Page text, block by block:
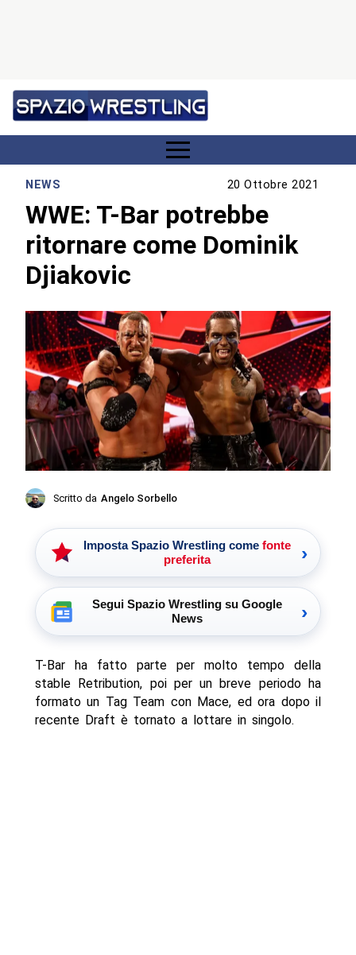
NEWS 20 Ottobre 2021
WWE: T-Bar potrebbe
ritornare come Dominik
Djiakovic
Scritto da Angelo Sorbello
Imposta Spazio Wrestling come fonte
preferita
›
Segui Spazio Wrestling su Google
News
›
T-Bar ha fatto parte per molto tempo della
stable Retribution, poi per un breve periodo ha
formato un Tag Team con Mace, ed ora dopo il
recente Draft è tornato a lottare in singolo.